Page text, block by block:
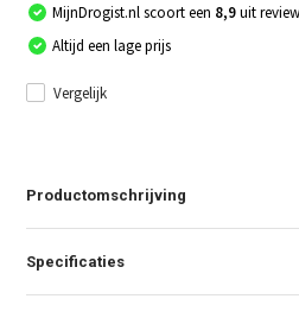
MijnDrogist.nl scoort een 8,9uit
Altijd een lage prijs
Vergelijk
Productomschrijving
Specificaties